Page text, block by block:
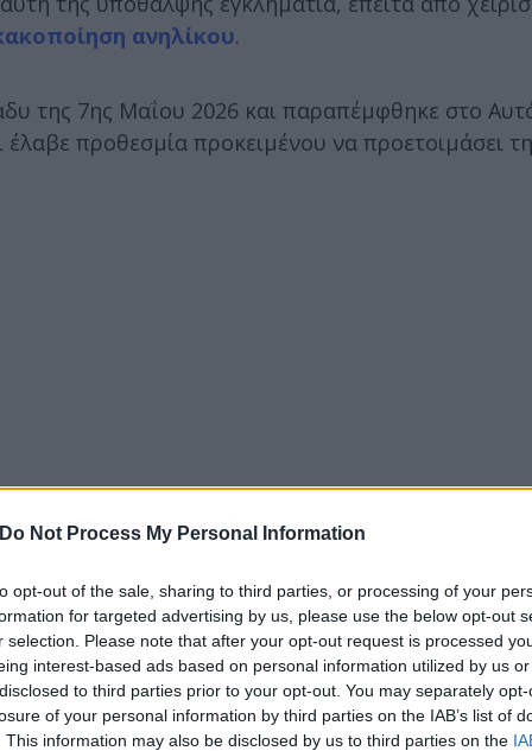
Do Not Process My Personal Information
opt-out of the sale, sharing to third parties, or processing of your
for targeted advertising by us, please use the below opt-out
selection. Please note that after your opt-out request is processed
interest-based ads based on personal information utilized by us
to third parties prior to your opt-out. You may separately
of your personal information by third parties on the IAB’s list of
This information may also be disclosed by us to third parties on the
ανηλίκου.
της 7ης Μαΐου 2026 και παραπέμφθηκε στο
προθεσμία προκειμένου να προετοιμάσει
ξεκίνησαν στις 5 Μαΐου 2026, όταν η κοινωνική
Ρόδου για να ενημερώσει σχετικά με υπόθεση
οικογενειακό του περιβάλλον.